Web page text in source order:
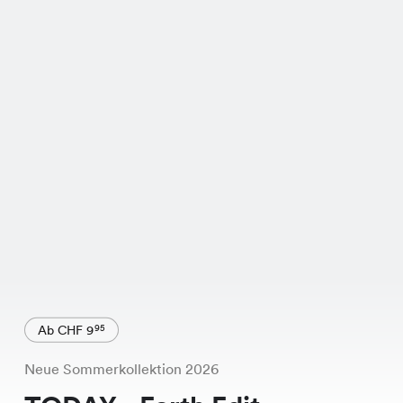
Ab CHF 995
Neue Sommerkollektion 2026